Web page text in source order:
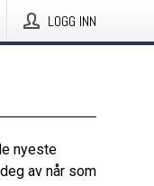
LOGG INN
nyeste
av når som